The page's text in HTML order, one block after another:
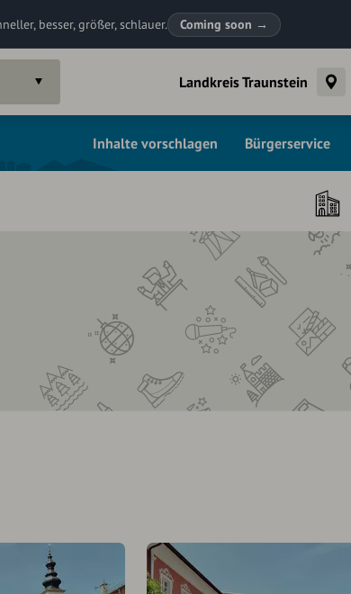
besser, größer, schlauer. Coming soon →
Landkreis Traunstein
Inhalte vorschlagen Bürgerservice